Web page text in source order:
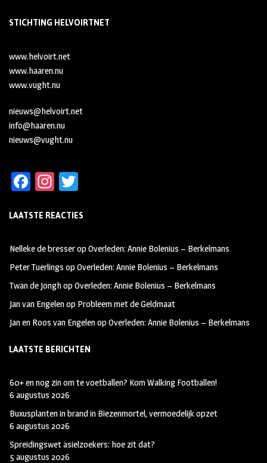
STICHTING HELVOIRTNET
www.helvoirt.net
www.haaren.nu
www.vught.nu
nieuws@helvoirt.net
info@haaren.nu
nieuws@vught.nu
Fa
b
oo
k
In
ag
m
tt
LAATSTE REACTIES
Nelleke de bresseropOverleden: Annie Bolenius – Berkelmans
Peter Tuerlings opOverleden: Annie Bolenius – Berkelmans
Twan de JonghopOverleden: Annie Bolenius – Berkelmans
Jan van Engelenop Probleem met de Geldmaat
Jan en Roos van EngelenopOverleden: Annie Bolenius – Berkelmans
LAATSTE BERICHTEN
60+ en nog zin om te voetballen? Kom Walking Footballen!
6 augustus 2026
Buxusplanten in brand in Biezenmortel, vermoedelijk opzet
6 augustus 2026
Spreidingswet asielzoekers: hoe zit dat?
5 augustus 2026